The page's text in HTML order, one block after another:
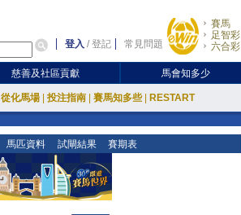
登入 /登記 常見問題
賽馬
足智彩
六合彩
慈善及社區貢獻 馬會知多少
從化馬場 投注指南 賽馬知多些 RESTART
馬匹資料 試閘結果 賽期表